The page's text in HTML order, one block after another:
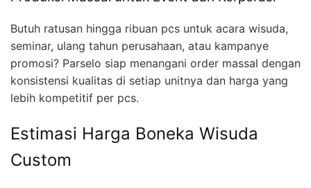
Butuh ratusan hingga ribuan pcs untuk acara wisuda,
seminar, ulang tahun perusahaan, atau kampanye
promosi? Parselo siap menangani order massal dengan
konsistensi kualitas di setiap unitnya dan harga yang
lebih kompetitif per pcs.
Estimasi Harga Boneka Wisuda
Custom